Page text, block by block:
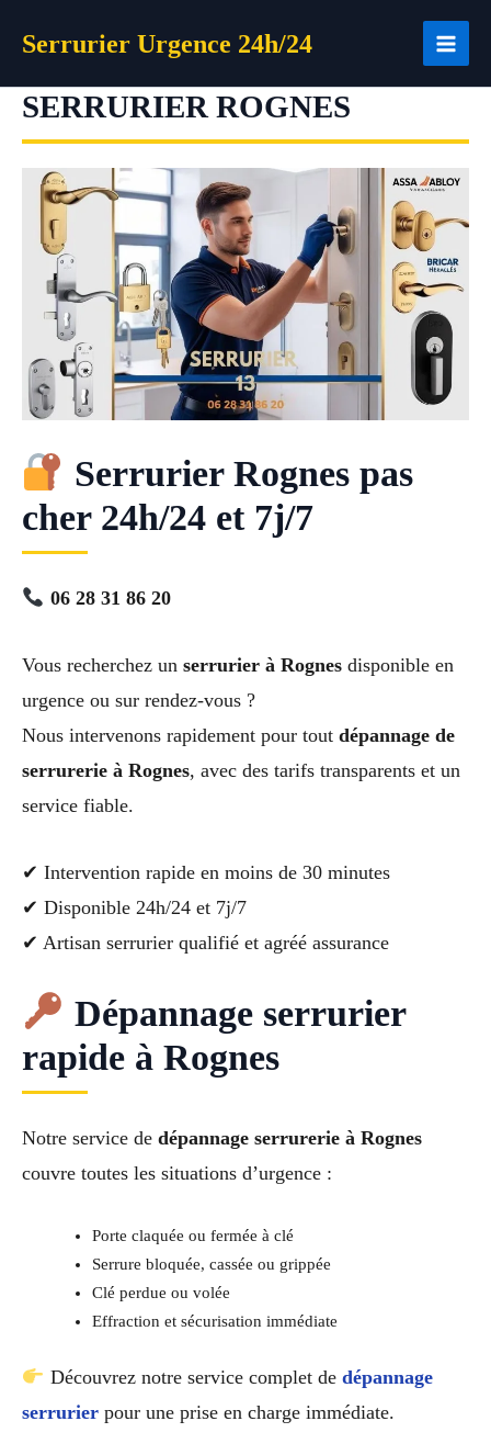
Serrurier Urgence 24h/24
SERRURIER ROGNES
Serrurier Rognes pas
cher 24h/24 et 7j/7
06 28 31 86 20
Vous recherchez un serrurier à Rognes disponible en
urgence ou sur rendez-vous ?
Nous intervenons rapidement pour tout dépannage de
serrurerie à Rognes, avec des tarifs transparents et un
service fiable.
✔ Intervention rapide en moins de 30 minutes
✔ Disponible 24h/24 et 7j/7
✔ Artisan serrurier qualifié et agréé assurance
Dépannage serrurier
rapide à Rognes
Notre service de dépannage serrurerie à Rognes
couvre toutes les situations d’urgence :
Porte claquée ou fermée à clé
Serrure bloquée, cassée ou grippée
Clé perdue ou volée
Effraction et sécurisation immédiate
Découvrez notre service complet de dépannage
serrurier pour une prise en charge immédiate.